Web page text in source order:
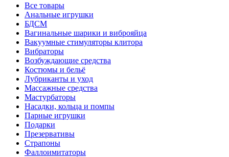
Все товары
Анальные игрушки
БДСМ
Вагинальные шарики и виброяйца
Вакуумные стимуляторы клитора
Вибраторы
Возбуждающие средства
Костюмы и бельё
Лубриканты и уход
Массажные средства
Мастурбаторы
Насадки, кольца и помпы
Парные игрушки
Подарки
Презервативы
Страпоны
Фаллоимитаторы